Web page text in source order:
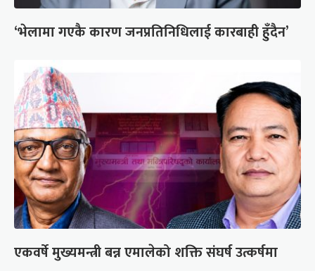
‘भेलामा गएकै कारण जनप्रतिनिधिलाई कारबाही हुँदैन’
एकवर्षे मुख्यमन्त्री बन्न एमालेको शक्ति संघर्ष उत्कर्षमा